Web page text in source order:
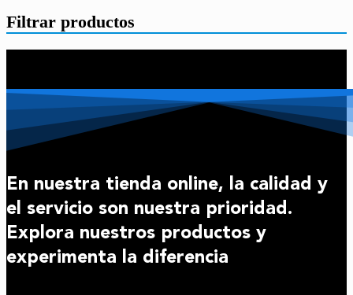
Filtrar productos
En nuestra tienda online, la calidad y
el servicio son nuestra prioridad.
Explora nuestros productos y
experimenta la diferencia